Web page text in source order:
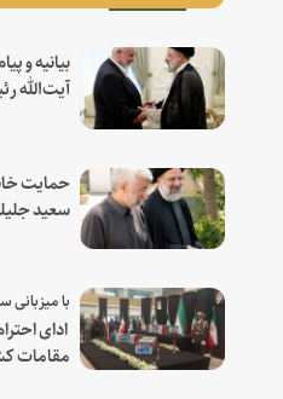
بیانیه و
آیت‌الله
حمایت
سعید
مقامات